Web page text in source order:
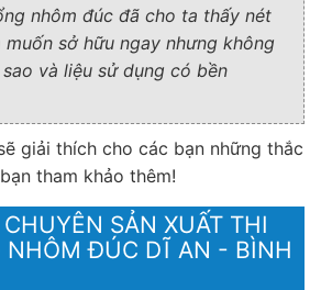
nhôm đúc đã cho ta thấy nét
sở hữu ngay nhưng không
và liệu sử dụng có bền
giải thích cho các bạn những thắc
tham khảo thêm!
SẢN XUẤT THI
NHÔM ĐÚC DĨ AN - BÌNH